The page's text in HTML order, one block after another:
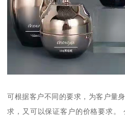
可根据客户不同的要求，为客户量
求，又可以保证客户的价格要求。